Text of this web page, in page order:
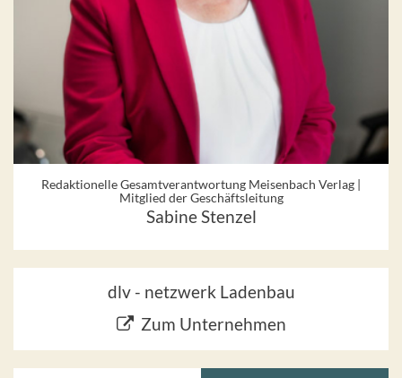
Redaktionelle Gesamtverantwortung Meisenbach Verlag |
Mitglied der Geschäftsleitung
Sabine Stenzel
dlv - netzwerk Ladenbau
Zum Unternehmen